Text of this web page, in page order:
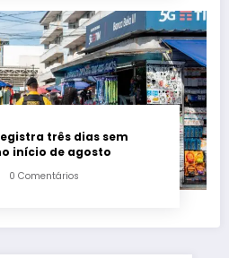
três dias sem
início de agosto
0 Comentários